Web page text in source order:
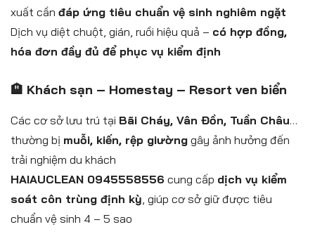
xuất cần đáp ứng tiêu chuẩn vệ sinh nghiêm ngặt
Dịch vụ diệt chuột, gián, ruồi hiệu quả – có hợp đồng,
hóa đơn đầy đủ để phục vụ kiểm định
🏨 Khách sạn – Homestay – Resort ven biển
Các cơ sở lưu trú tại Bãi Cháy, Vân Đồn, Tuần Châu…
thường bị muỗi, kiến, rệp giường gây ảnh hưởng đến
trải nghiệm du khách
HAIAUCLEAN 0945558556 cung cấp dịch vụ kiểm
soát côn trùng định kỳ , giúp cơ sở giữ được tiêu
chuẩn vệ sinh 4 – 5 sao